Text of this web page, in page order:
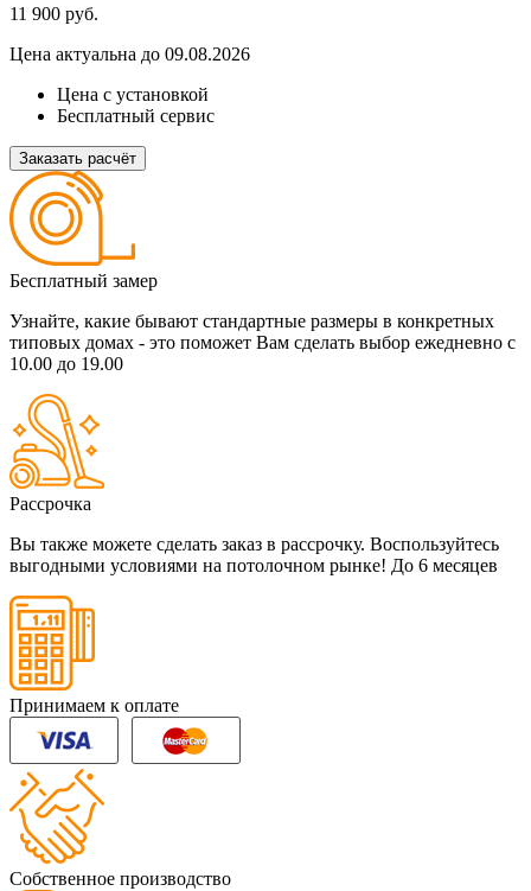
11 900 руб.
Цена актуальна до 09.08.2026
Цена с установкой
Бесплатный сервис
Заказать расчёт
Бесплатный замер
Узнайте, какие бывают стандартные размеры в конкретных
типовых домах - это поможет Вам сделать выбор ежедневно с
10.00 до 19.00
Рассрочка
Вы также можете сделать заказ в рассрочку. Воспользуйтесь
выгодными условиями на потолочном рынке! До 6 месяцев
Принимаем к оплате
Собственное производство